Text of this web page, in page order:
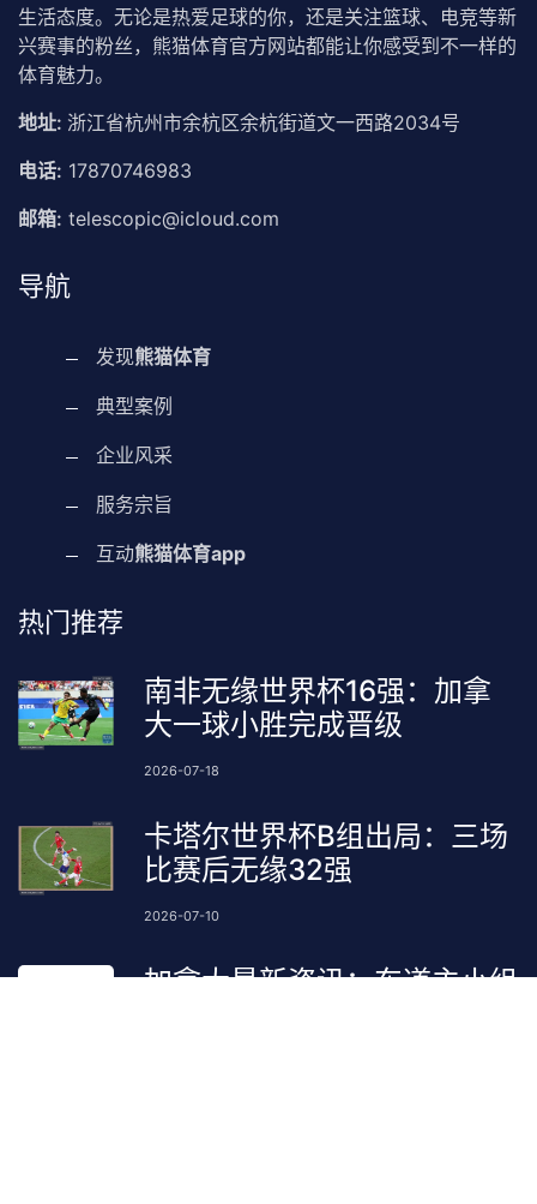
生活态度。无论是热爱足球的你，还是关注篮球、电竞等新
兴赛事的粉丝，熊猫体育官方网站都能让你感受到不一样的
体育魅力。
地址: 浙江省杭州市余杭区余杭街道文一西路2034号
电话: 17870746983
邮箱: telescopic@icloud.com
导航
发现熊猫体育
典型案例
企业风采
服务宗旨
互动熊猫体育app
热门推荐
南非无缘世界杯16强：加拿
大一球小胜完成晋级
2026-07-18
卡塔尔世界杯B组出局：三场
比赛后无缘32强
2026-07-10
加拿大最新资讯：东道主小组